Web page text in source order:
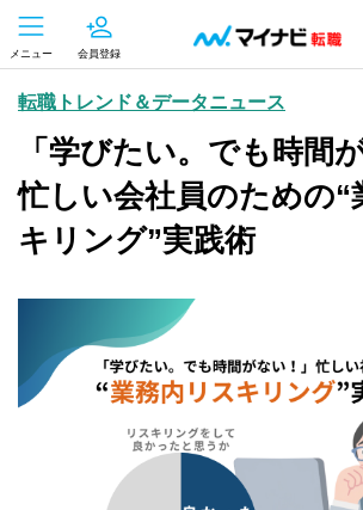
メニュー 会員登録
転職トレンド＆データニュース
「学びたい。でも時間
忙しい会社員のための“
キリング”実践術